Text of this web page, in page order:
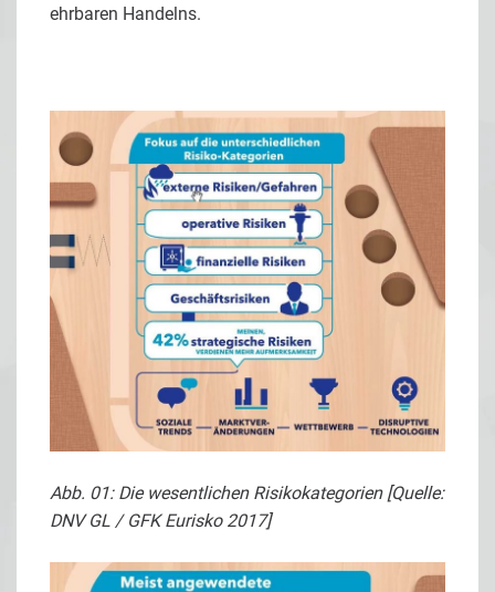
ehrbaren Handelns.
Abb. 01: Die wesentlichen Risikokategorien [Quelle:
DNV GL / GFK Eurisko 2017]